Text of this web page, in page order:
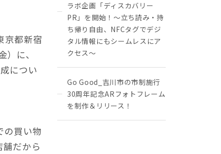
ラボ企画「ディスカバリー
PR」を開始！〜立ち読み・持
ち帰り自由、NFCタグでデジ
タル情報にもシームレスにア
クセス〜
Go Good_吉川市の市制施行
30周年記念ARフォトフレーム
を制作＆リリース！
京都新宿
に、
につい
の買い物
だから